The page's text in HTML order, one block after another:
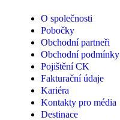
O společnosti
Pobočky
Obchodní partneři
Obchodní podmínky
Pojištění CK
Fakturační údaje
Kariéra
Kontakty pro média
Destinace